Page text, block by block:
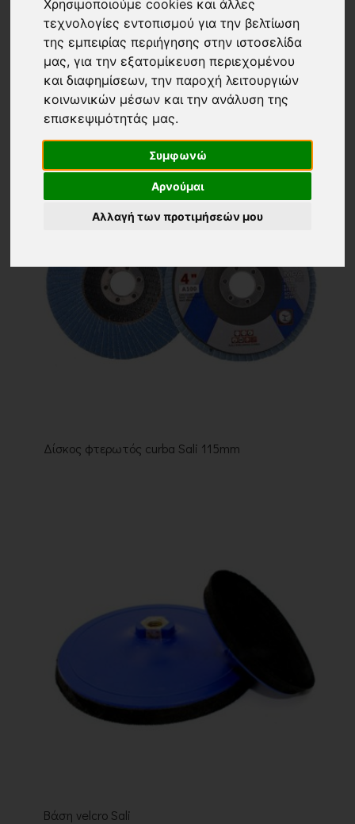
Χρησιμοποιούμε cookies και άλλες
τεχνολογίες εντοπισμού για την βελτίωση
της εμπειρίας περιήγησης στην ιστοσελίδα
μας, για την εξατομίκευση περιεχομένου
και διαφημίσεων, την παροχή λειτουργιών
κοινωνικών μέσων και την ανάλυση της
επισκεψιμότητάς μας.
Συμφωνώ
Αρνούμαι
Αλλαγή των προτιμήσεών μου
ΕΞΑΡΤΗΜΑΤΑ ΓΩΝΙΑΚΟΥ ΤΡΟΧΟΥ(18) Επιστροφή
Τα νεότερα 24 ΠΡΟΙΟΝΤΑ
Δίσκος φτερωτός curba Sali 115mm
Βάση velcro Sali